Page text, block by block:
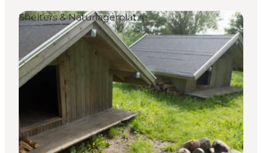
Erlebnisse
Unterkünfte
Reiseplanung
Shelters & Naturlagerplätze